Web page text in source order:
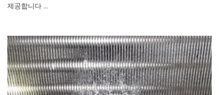
제공합니다 ...